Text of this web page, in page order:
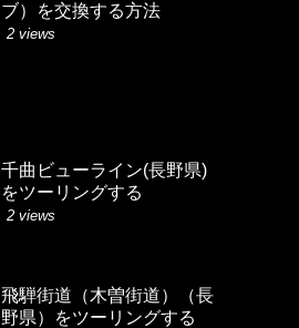
ブ）を交換する方法
2 views
千曲ビューライン(長野県)
をツーリングする
2 views
飛騨街道（木曽街道）（長
野県）をツーリングする